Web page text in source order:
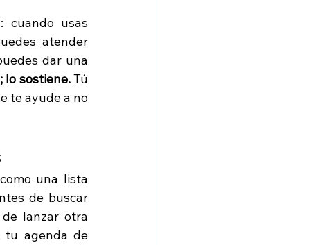
cuando usas
atender
dar una
lo sostiene. Tú
te ayude a no
una lista
de buscar
lanzar otra
tu agenda de